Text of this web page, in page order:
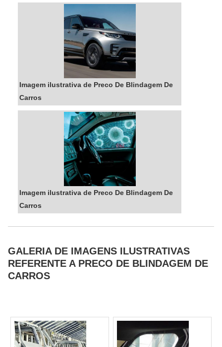
DETALHES INTERESSANTES SOBRE
QUANTO CUSTA BLINDAGEM...
Imagem ilustrativa de Preco De Blindagem De
Carros
Imagem ilustrativa de Preco De Blindagem De
Carros
GALERIA DE IMAGENS ILUSTRATIVAS
REFERENTE A PRECO DE BLINDAGEM DE
CARROS